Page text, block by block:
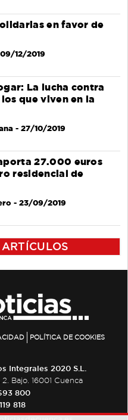
en favor de
12/2019
La lucha contra
que viven en la
- 27/10/2019
27.000 euros
residencial de
- 23/09/2019
POLÍTICA DE COOKIES
Integrales 2020 S.L.
Bajo. 16001 Cuenca
800
818